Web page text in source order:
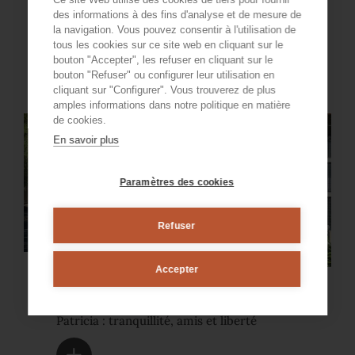
votre façon de vivre
COMMUNAUTÉ | LOISIRS | BIEN-ÊTRE
Patricia : tranquillité, amis et liberté
des informations à des fins d'analyse et de mesure de
la navigation. Vous pouvez consentir à l'utilisation de
tous les cookies sur ce site web en cliquant sur le
bouton "Accepter", les refuser en cliquant sur le
bouton "Refuser" ou configurer leur utilisation en
cliquant sur "Configurer". Vous trouverez de plus
amples informations dans notre politique en matière
de cookies.
En savoir plus
Paramètres des cookies
Refuser
Accepter